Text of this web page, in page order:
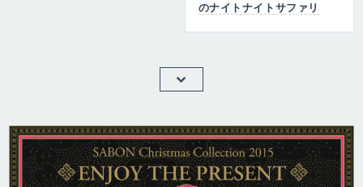
のナイトナイトサファリ